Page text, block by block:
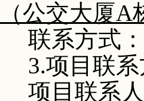
（公交大厦
联系方式：
3.项目联
项目联系